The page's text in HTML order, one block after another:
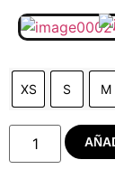
XS S M